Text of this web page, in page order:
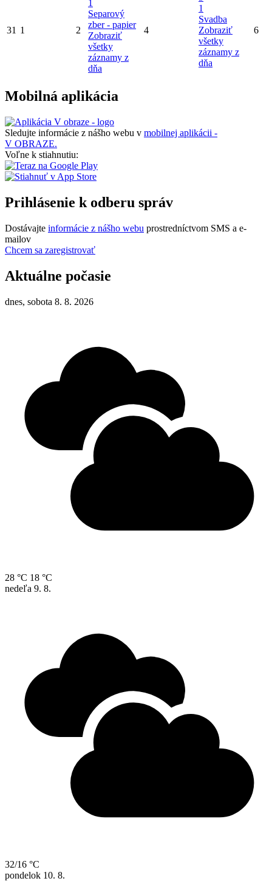
31 1 2
1
Separový
zber - papier
Zobraziť
všetky
záznamy z
dňa
4
1
Svadba
Zobraziť
všetky
záznamy z
dňa
6
Mobilná aplikácia
Sledujte informácie z nášho webu v mobilnej aplikácii -
V OBRAZE.
Voľne k stiahnutiu:
Prihlásenie k odberu správ
Dostávajte informácie z nášho webu prostredníctvom SMS a e-
mailov
Chcem sa zaregistrovať
Aktuálne počasie
dnes, sobota 8. 8. 2026
28 °C 18 °C
nedeľa 9. 8.
32/16 °C
pondelok 10. 8.